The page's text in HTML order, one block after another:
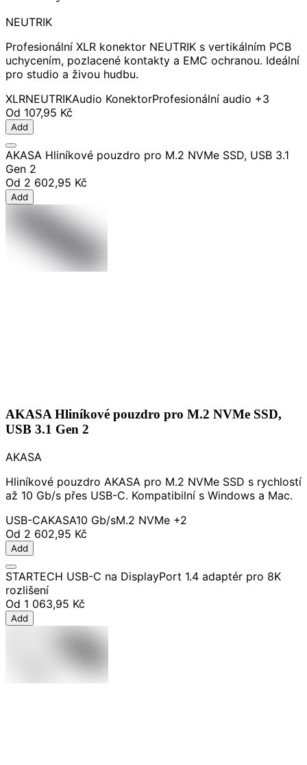
NEUTRIK
Profesionální XLR konektor NEUTRIK s vertikálním PCB
uchycením, pozlacené kontakty a EMC ochranou. Ideální
pro studio a živou hudbu.
XLRNEUTRIKAudio KonektorProfesionální audio +3
Od 107,95 Kč
Add
AKASA Hliníkové pouzdro pro M.2 NVMe SSD, USB 3.1
Gen 2
Od 2 602,95 Kč
Add
AKASA Hliníkové pouzdro pro M.2 NVMe SSD,
USB 3.1 Gen 2
AKASA
Hliníkové pouzdro AKASA pro M.2 NVMe SSD s rychlostí
až 10 Gb/s přes USB-C. Kompatibilní s Windows a Mac.
USB-CAKASA10 Gb/sM.2 NVMe +2
Od 2 602,95 Kč
Add
STARTECH USB-C na DisplayPort 1.4 adaptér pro 8K
rozlišení
Od 1 063,95 Kč
Add